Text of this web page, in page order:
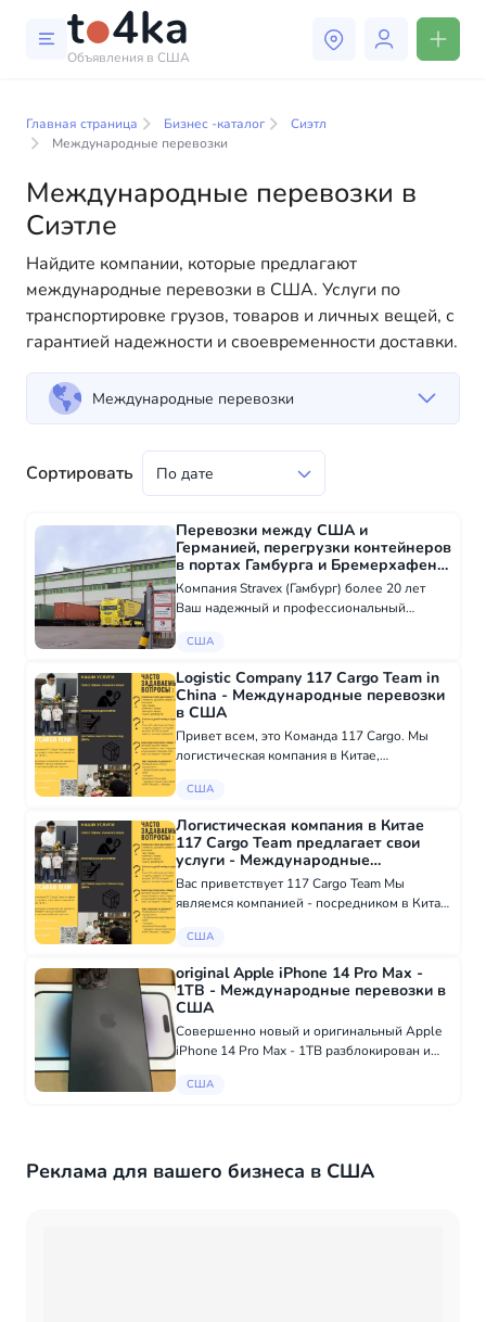
Объявления в США
В нашем каталоге бизнес-услуг вы найдете широкий
людям адаптироваться к жизни в США. Мы
предлагаем разнообразные решения как для
физических, так и для юридических лиц, чтобы
сделать вашу жизнь в Америке более комфортной и
удобной. От профессиональных консультаций до
повседневной помощи — у нас есть всё
необходимое для успешного начала вашей новой
жизни в США
Главная страница Бизнес -каталог
Сиэтл
Международные перевозки
Международные перевозки в
Сиэтле
Найдите компании, которые предлагают
международные перевозки в США. Услуги по
транспортировке грузов, товаров и личных вещей, с
гарантией надежности и своевременности доставки.
Международные перевозки
Сортировать
Перевозки между США и
Германией, перегрузки контейнеров
в портах Гамбурга и Бремерхафена
- Международные перевозки в
США
Компания Stravex (Гамбург) более 20 лет
Ваш надежный и профессиональный
складской логистики, таможенного
наших услуг: • Перевозки...
США
Logistic Company 117 Cargo Team in
China - Международные перевозки
в США
Привет всем, это Команда 117 Cargo. Мы
логистическая компания в Китае,
услуги: - Поиск и анализ продукции/заводов
документов - Д...
США
Логистическая компания в Китае
117 Cargo Team предлагает свои
услуги - Международные
перевозки в США
Вас приветствует 117 Cargo Team Мы
являемся компанией - посредником в Китае
закупок, продаж и грузоперевозок уже 12
США
original Apple iPhone 14 Pro Max -
1TB - Международные перевозки в
США
Совершенно новый и оригинальный Apple
iPhone 14 Pro Max - 1TB разблокирован и
картой. В наличии сейчас в больших
США
Реклама для вашего бизнеса в США